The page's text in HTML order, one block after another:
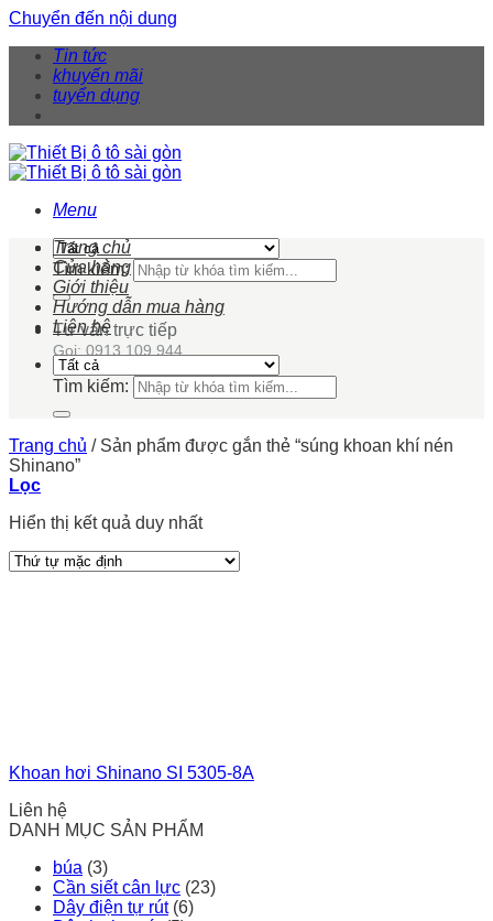
Chuyển đến nội dung
Tin tức
khuyến mãi
tuyển dụng
Menu
Tìm kiếm:
Tư vấn trực tiếp
Gọi: 0913 109 944
Trang chủ
Cửa hàng
Giới thiệu
Hướng dẫn mua hàng
Liên hệ
Tìm kiếm:
Trang chủ /Sản phẩm được gắn thẻ “súng khoan khí nén
Shinano”
Lọc
Hiển thị kết quả duy nhất
Khoan hơi Shinano SI 5305-8A
Liên hệ
DANH MỤC SẢN PHẨM
búa (3)
Cần siết cân lực (23)
Dây điện tự rút (6)